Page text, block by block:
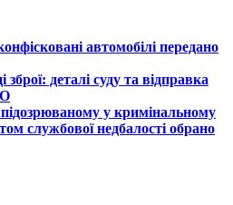
автомобілі передано
зброї: деталі суду та відправка
у кримінальному
службової недбалості обрано